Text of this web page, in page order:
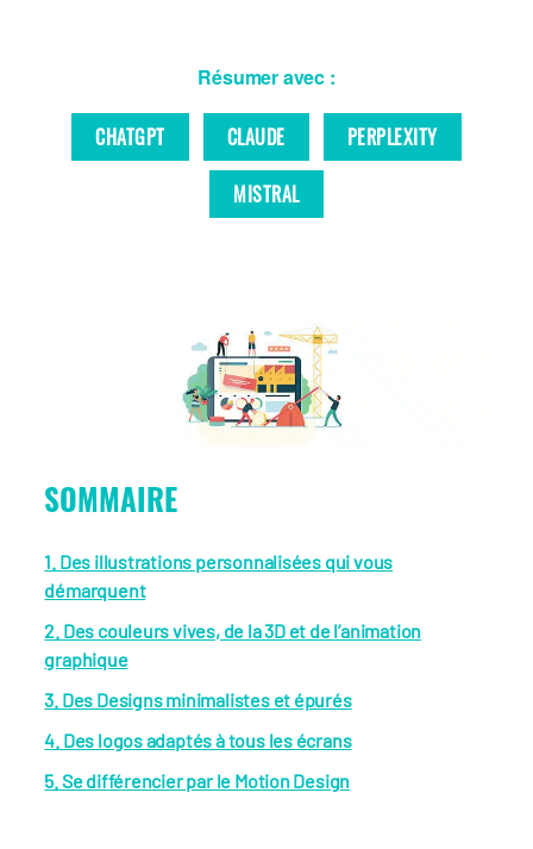
Résumer avec :
CHATGPT CLAUDE
PERPLEXITY
MISTRAL
SOMMAIRE
1. Des illustrations personnalisées qui vous
démarquent
2. Des couleurs vives, de la 3D et de l’animation
graphique
3. Des Designs minimalistes et épurés
4. Des logos adaptés à tous les écrans
5. Se différencier par le Motion Design